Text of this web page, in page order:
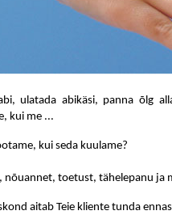
ulatada abikäsi, panna õlg
kui me ...
kui seda kuulame?
nõuannet, toetust, tähelepanu ja
aitab Teie kliente tunda